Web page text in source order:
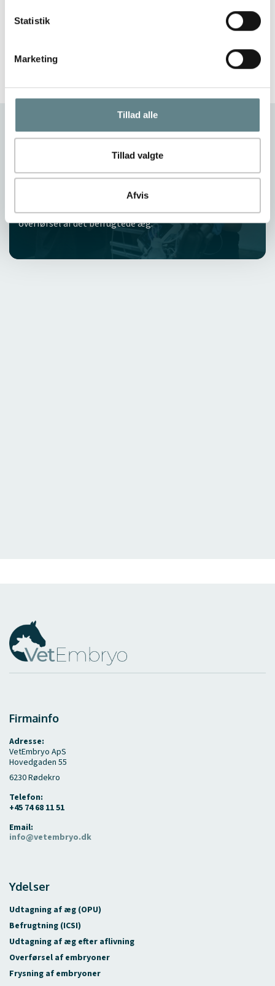
Statistik
Marketing
Tillad alle
Tillad valgte
Afvis
Vi tager dig med
igennem processen
I denne film tager vi dig med igennem hele processen.
Fra udtagning af æg, til befrugtning og til slut
overførsel af det befrugtede æg.
Firmainfo
Adresse:
VetEmbryo ApS
Hovedgaden 55
6230 Rødekro
Telefon:
+45 74 68 11 51
Email:
info@vetembryo.dk
Ydelser
Udtagning af æg (OPU)
Befrugtning (ICSI)
Udtagning af æg efter aflivning
Overførsel af embryoner
Frysning af embryoner